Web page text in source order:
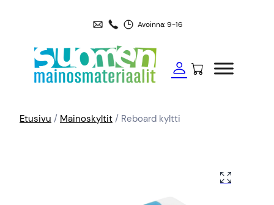
Avoinna: 9-16
Etusivu / Mainoskyltit / Reboard kyltti